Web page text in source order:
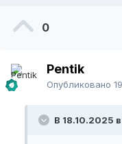
0
Pentik
Опубликовано
В 18.10.2025